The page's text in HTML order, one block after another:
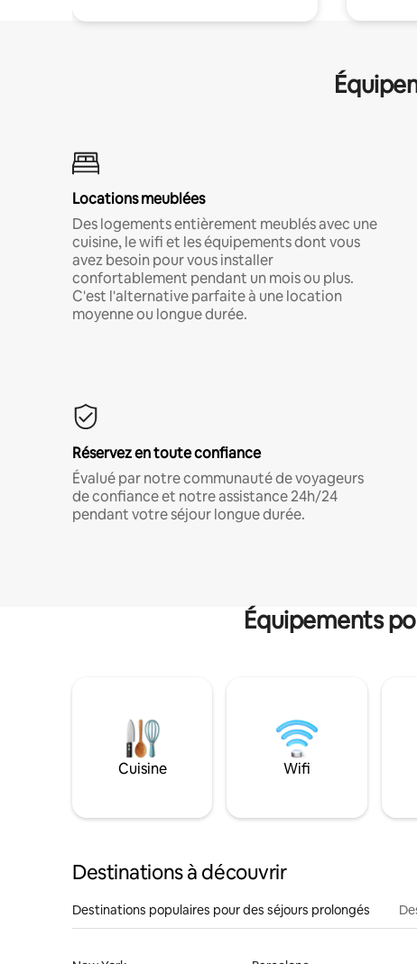
Locations meublées
Des logements entièrement meublés avec une
cuisine, le wifi et les équipements dont vous
avez besoin pour vous installer
confortablement pendant un mois ou plus.
C'est l'alternative parfaite à une location
moyenne ou longue durée.
Réservez en toute confiance
Évalué par notre communauté de voyageurs
de confiance et notre assistance 24h/24
pendant votre séjour longue durée.
Équipements
Cuisine Wifi
Destinations à découvrir
Destinations populaires pour des séjours prolongés